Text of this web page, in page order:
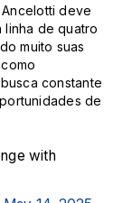
deve
de quatro
muito suas
constante
de
with